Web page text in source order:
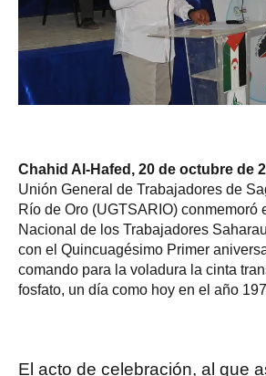
Chahid Al-Hafed, 20 de octubre de
Unión General de Trabajadores de
Río de Oro (UGTSARIO) conmemoró
Nacional de los Trabajadores
con el Quincuagésimo Primer
comando para la voladura la cinta
fosfato, un día como hoy en el año
El acto de celebración, al que